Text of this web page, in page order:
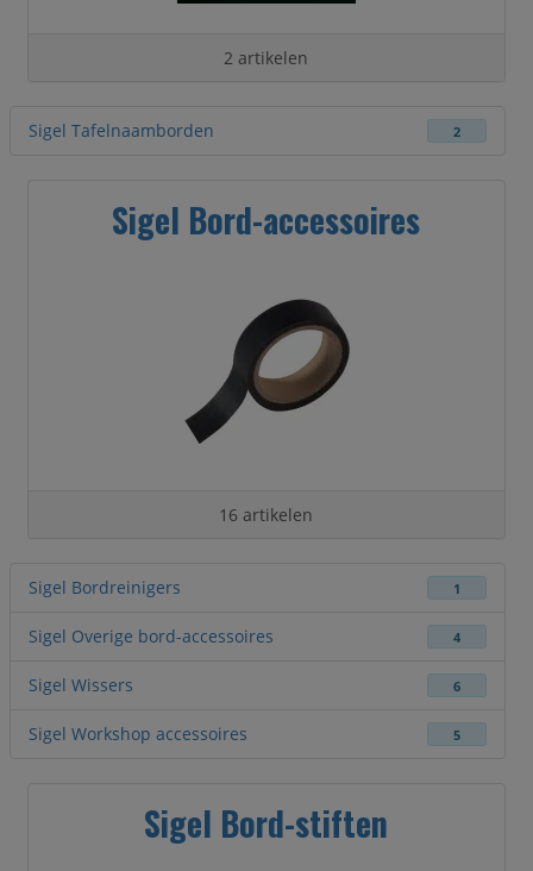
2 artikelen
Sigel Tafelnaamborden 2
Sigel Bord-accessoires
16 artikelen
Sigel Bordreinigers 1
Sigel Overige bord-accessoires 4
Sigel Wissers 6
Sigel Workshop accessoires 5
Sigel Bord-stiften